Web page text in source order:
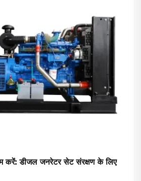
करें: डीजल जनरेटर सेट संरक्षण के लिए